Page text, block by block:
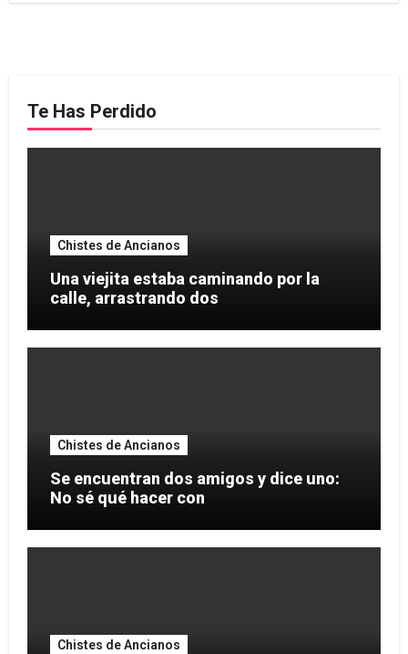
Te Has Perdido
Chistes de Ancianos
Una viejita estaba caminando por la
calle, arrastrando dos
Chistes de Ancianos
Se encuentran dos amigos y dice uno:
No sé qué hacer con
Chistes de Ancianos